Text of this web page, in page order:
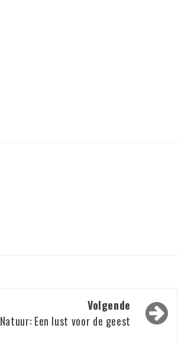
Volgende
Natuur: Een lust voor de geest